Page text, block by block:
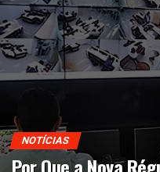
NOTÍCIAS
Por Que a Nova